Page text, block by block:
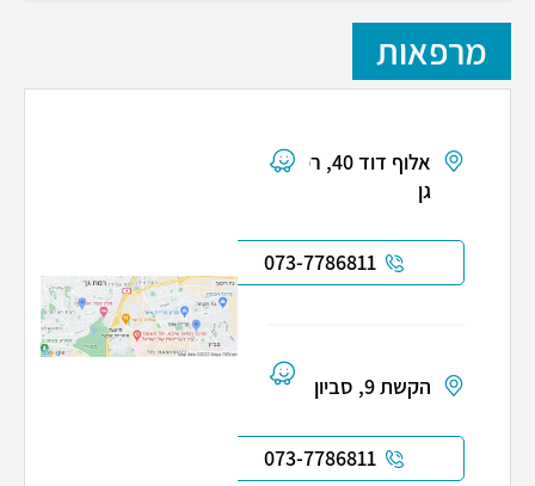
מרפאות
אלוף דוד 40, רמת
גן
073-7786811
הקשת 9, סביון
073-7786811